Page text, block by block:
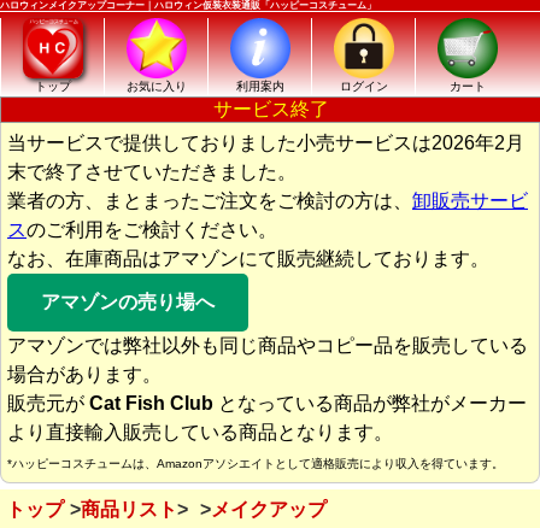
ハロウィンメイクアップコーナー｜ハロウィン仮装衣装通販「ハッピーコスチューム」
トップ お気に入り 利用案内 ログイン カート
サービス終了
当サービスで提供しておりました小売サービスは2026年2月
末で終了させていただきました。
業者の方、まとまったご注文をご検討の方は、 卸販売サービ
スのご利用をご検討ください。
なお、在庫商品はアマゾンにて販売継続しております。
アマゾンの売り場へ
アマゾンでは弊社以外も同じ商品やコピー品を販売している
場合があります。
販売元が Cat Fish Club となっている商品が弊社がメーカー
より直接輸入販売している商品となります。
*ハッピーコスチュームは、Amazonアソシエイトとして適格販売により収入を得ています。
トップ 商品リスト メイクアップ